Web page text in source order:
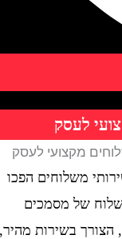
לעסק
מקצועי לעסק
משלוחים הפכו
של מסמכים
בשירות מהיר,